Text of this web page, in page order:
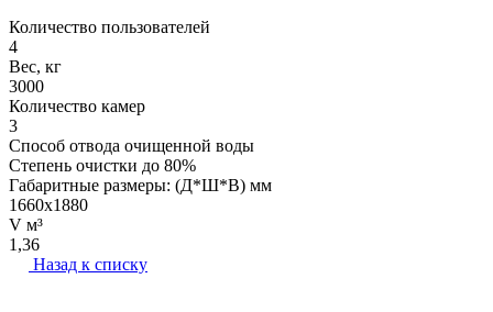
Количество пользователей
4
Вес, кг
3000
Количество камер
3
Способ отвода очищенной воды
Степень очистки до 80%
Габаритные размеры: (Д*Ш*В) мм
1660х1880
V м³
1,36
Назад к списку